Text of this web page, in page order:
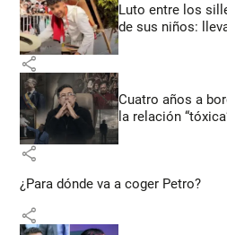
Luto entre los
de sus niños:
share
Cuatro años a
la relación
share
¿Para dónde va a coger Petro?
share